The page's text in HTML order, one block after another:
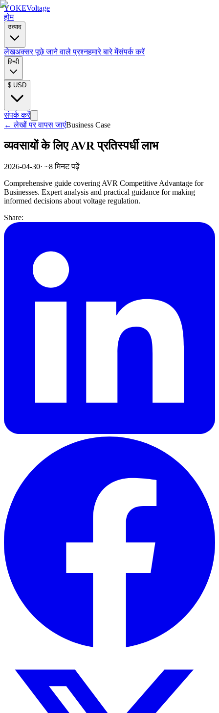
YOKEVoltage
होम
उत्पाद
लेखअक्सर पूछे जाने वाले प्रश्नहमारे बारे मेंसंपर्क करें
हिन्दी
$ USD
संपर्क करें
←लेखों पर वापस जाएंBusiness Case
व्यवसायों के लिए AVR प्रतिस्पर्धी लाभ
2026-04-30· ~8 मिनट पढ़ें
Comprehensive guide covering AVR Competitive Advantage for
Businesses. Expert analysis and practical guidance for making
informed decisions about voltage regulation.
Share: